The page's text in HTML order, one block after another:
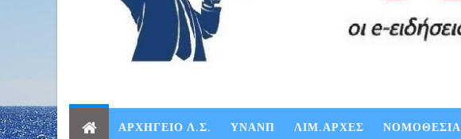
ΑΡΧΗΓΕΙΟ Λ.Σ. ΥΝΑΝΠ ΛΙΜ.ΑΡΧΕΣ ΝΟΜΟΘΕΣΙΑ